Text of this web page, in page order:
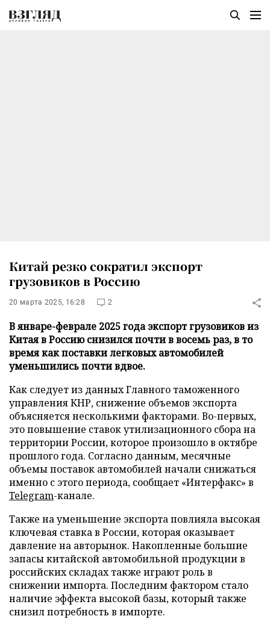
Китай резко сократил экспорт
грузовиков в Россию
20 марта 2025, 16:28 2
В январе-феврале 2025 года экспорт грузовиков из
Китая в Россию снизился почти в восемь раз, в то
время как поставки легковых автомобилей
уменьшились почти вдвое.
Как следует из данных Главного таможенного
управления КНР, снижение объемов экспорта
объясняется несколькими факторами. Во-первых,
это повышение ставок утилизационного сбора на
территории России, которое произошло в октябре
прошлого года. Согласно данным, месячные
объемы поставок автомобилей начали снижаться
именно с этого периода, сообщает «Интерфакс» в
Telegram-канале.
Также на уменьшение экспорта повлияла высокая
ключевая ставка в России, которая оказывает
давление на авторынок. Накопленные большие
запасы китайской автомобильной продукции в
российских складах также играют роль в
снижении импорта. Последним фактором стало
наличие эффекта высокой базы, который также
снизил потребность в импорте.